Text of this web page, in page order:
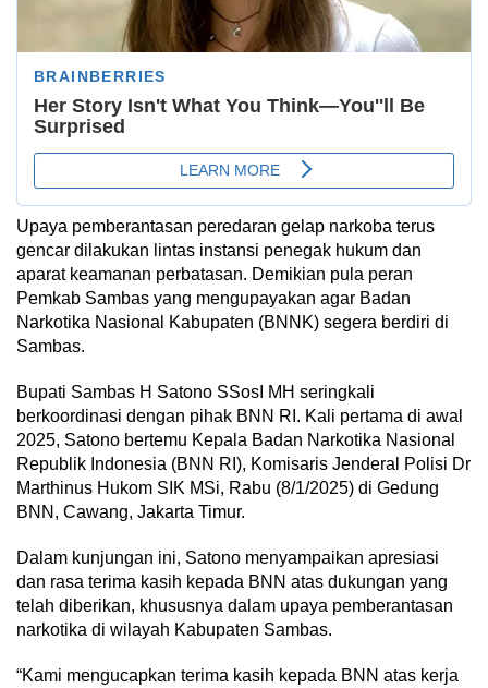
Upaya pemberantasan peredaran gelap narkoba terus
gencar dilakukan lintas instansi penegak hukum dan
aparat keamanan perbatasan. Demikian pula peran
Pemkab Sambas yang mengupayakan agar Badan
Narkotika Nasional Kabupaten (BNNK) segera berdiri di
Sambas.
Bupati Sambas H Satono SSosI MH seringkali
berkoordinasi dengan pihak BNN RI. Kali pertama di awal
2025, Satono bertemu Kepala Badan Narkotika Nasional
Republik Indonesia (BNN RI), Komisaris Jenderal Polisi Dr
Marthinus Hukom SIK MSi, Rabu (8/1/2025) di Gedung
BNN, Cawang, Jakarta Timur.
Dalam kunjungan ini, Satono menyampaikan apresiasi
dan rasa terima kasih kepada BNN atas dukungan yang
telah diberikan, khususnya dalam upaya pemberantasan
narkotika di wilayah Kabupaten Sambas.
“Kami mengucapkan terima kasih kepada BNN atas kerja